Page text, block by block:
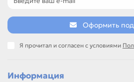
Оформить
Я прочитал и согласен с условиями
Информация